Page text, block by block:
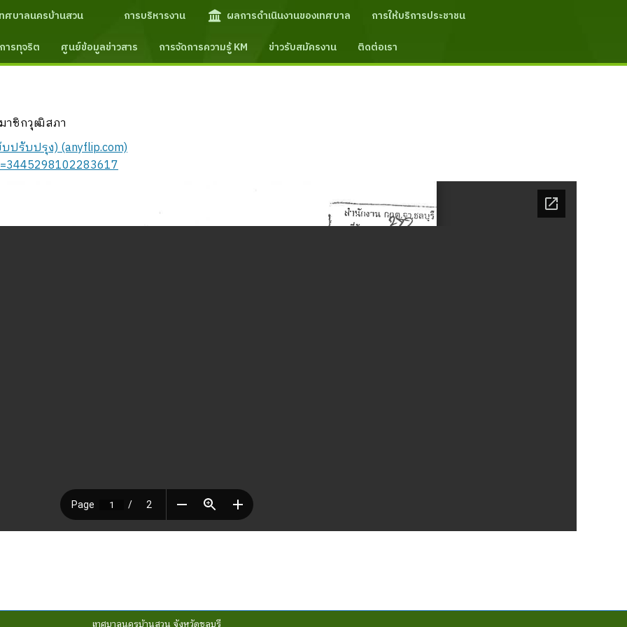
ศบาลนครบ้านสวน การบริหารงาน ผลการดำเนินงานของเทศบาล
การให้บริการประชาชน
ารทุจริต
ศูนย์ข้อมูลข่าวสาร การจัดการความรู้ KM ข่าวรับสมัครงาน ติดต่อเรา
าชิกวุฒิสภา
ปรับปรุง) (anyflip.com)